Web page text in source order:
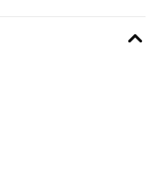
01/10/2024
au top